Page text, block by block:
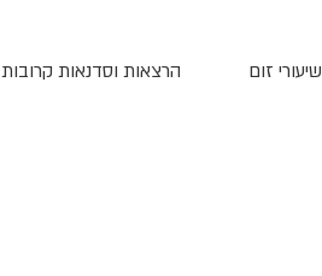
שיעורי זום הרצאות וסדנאות קרובות